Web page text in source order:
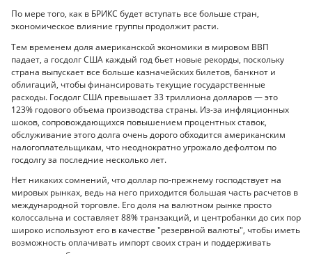
По мере того, как в БРИКС будет вступать все больше стран,
экономическое влияние группы продолжит расти.
Тем временем доля американской экономики в мировом ВВП
падает, а госдолг США каждый год бьет новые рекорды, поскольку
страна выпускает все больше казначейских билетов, банкнот и
облигаций, чтобы финансировать текущие государственные
расходы. Госдолг США превышает 33 триллиона долларов — это
123% годового объема производства страны. Из-за инфляционных
шоков, сопровождающихся повышением процентных ставок,
обслуживание этого долга очень дорого обходится американским
налогоплательщикам, что неоднократно угрожало дефолтом по
госдолгу за последние несколько лет.
Нет никаких сомнений, что доллар по-прежнему господствует на
мировых рынках, ведь на него приходится большая часть расчетов в
международной торговле. Его доля на валютном рынке просто
колоссальна и составляет 88% транзакций, и центробанки до сих пор
широко используют его в качестве "резервной валюты", чтобы иметь
возможность оплачивать импорт своих стран и поддерживать